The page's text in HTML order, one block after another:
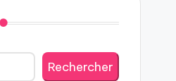
Rechercher